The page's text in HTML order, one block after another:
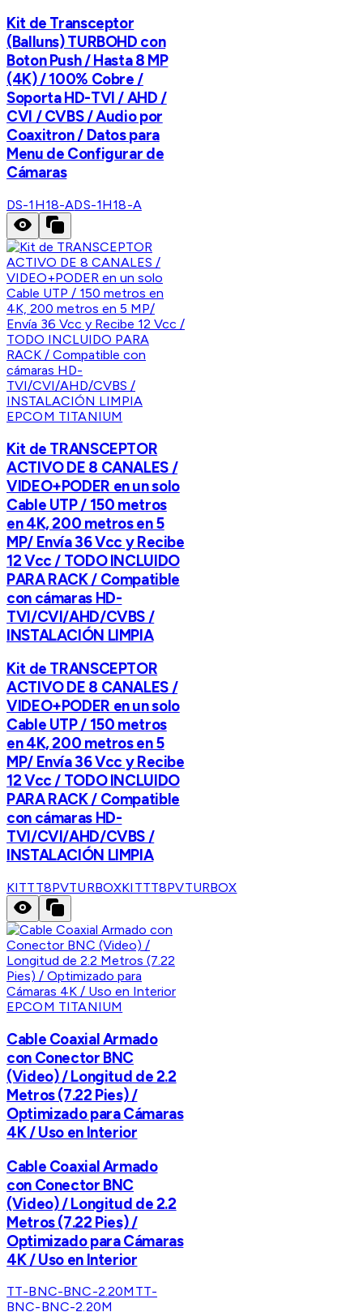
Kit de Transceptor
(Balluns) TURBOHD con
Boton Push / Hasta 8 MP
(4K) / 100% Cobre /
Soporta HD-TVI / AHD /
CVI / CVBS / Audio por
Coaxitron / Datos para
Menu de Configurar de
Cámaras
DS-1H18-ADS-1H18-A
EPCOM TITANIUM
Kit de TRANSCEPTOR
ACTIVO DE 8 CANALES /
VIDEO+PODER en un solo
Cable UTP / 150 metros
en 4K, 200 metros en 5
MP/ Envía 36 Vcc y Recibe
12 Vcc / TODO INCLUIDO
PARA RACK / Compatible
con cámaras HD-
TVI/CVI/AHD/CVBS /
INSTALACIÓN LIMPIA
Kit de TRANSCEPTOR
ACTIVO DE 8 CANALES /
VIDEO+PODER en un solo
Cable UTP / 150 metros
en 4K, 200 metros en 5
MP/ Envía 36 Vcc y Recibe
12 Vcc / TODO INCLUIDO
PARA RACK / Compatible
con cámaras HD-
TVI/CVI/AHD/CVBS /
INSTALACIÓN LIMPIA
KITTT8PVTURBOXKITTT8PVTURBOX
EPCOM TITANIUM
Cable Coaxial Armado
con Conector BNC
(Video) / Longitud de 2.2
Metros (7.22 Pies) /
Optimizado para Cámaras
4K / Uso en Interior
Cable Coaxial Armado
con Conector BNC
(Video) / Longitud de 2.2
Metros (7.22 Pies) /
Optimizado para Cámaras
4K / Uso en Interior
TT-BNC-BNC-2.20M TT-
BNC-BNC-2.20M